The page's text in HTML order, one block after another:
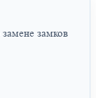
замков